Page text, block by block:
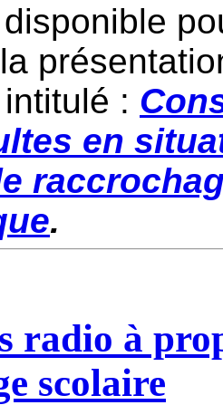
:
en
.
radio à
scolaire